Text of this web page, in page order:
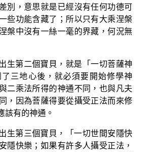
別，意思就是已經沒有任何功德可
些功能含藏了；所以只有大乘涅槃
槃中沒有一絲一毫的界藏，何況無
生第二個寶貝，就是「一切菩薩神
三地心後，就必須要開始修學神
二乘法所得的神通不同，也與凡夫
，因為菩薩得要從攝受正法而來修
該有的神通。
生第三個寶貝，「一切世間安隱快
隱快樂；如果有許多人攝受正法，